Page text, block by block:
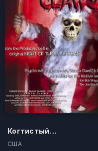
Когтистый Санта
США